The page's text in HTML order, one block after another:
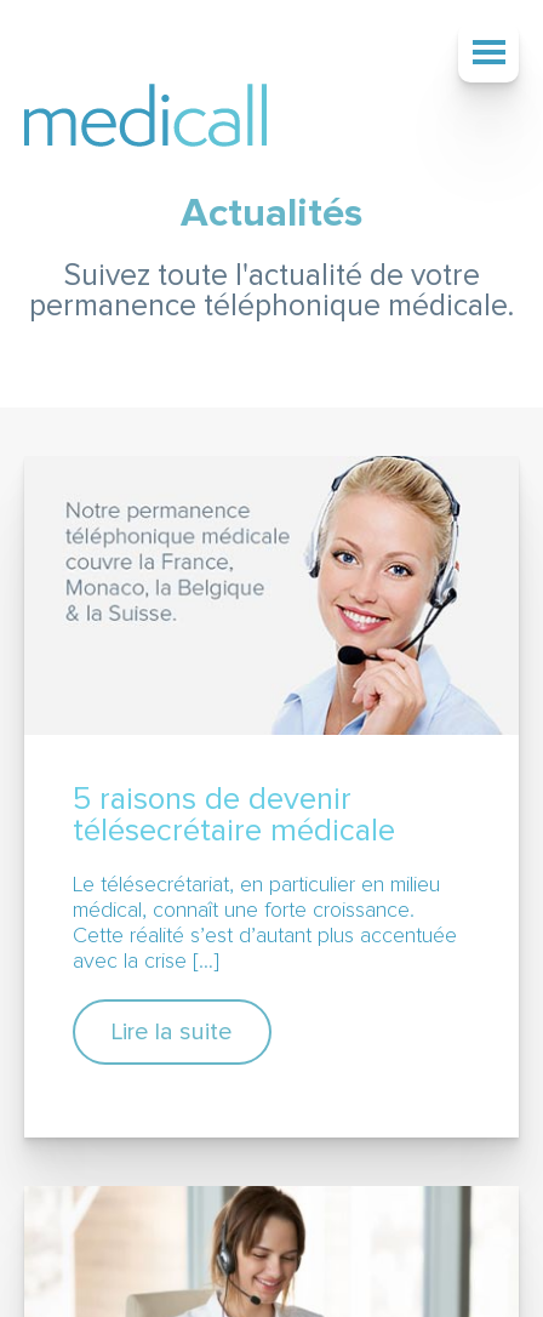
Actualités
Suivez toute l'actualité de votre
permanence téléphonique médicale.
5 raisons de devenir
télésecrétaire médicale
Le télésecrétariat, en particulier en milieu
médical, connaît une forte croissance.
Cette réalité s’est d’autant plus accentuée
avec la crise […]
Lire la suite
ACTUALITÉS
CARRIÈRE
OBTENEZ UN DEVIS GRATUITEMENT
Espace abonné